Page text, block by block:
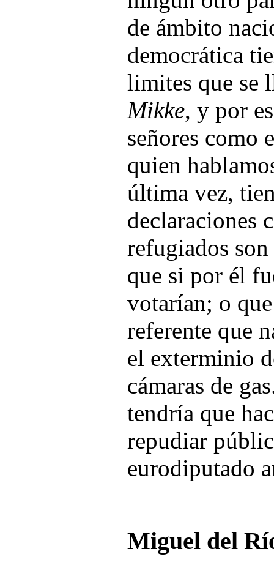
de ámbito
democrática
limites que se
Mikke, y por
señores como
quien
última vez,
declaraciones
refugiados son
que si por él
votarían; o
referente que
el exterminio
cámaras de
tendría que
repudiar
eurodiputado
Miguel del